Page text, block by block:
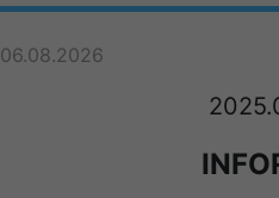
06.08.2026